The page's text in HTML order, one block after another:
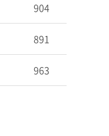
904
891
963